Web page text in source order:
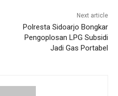
Next article
Polresta Sidoarjo Bongkar
Pengoplosan LPG Subsidi
Jadi Gas Portabel